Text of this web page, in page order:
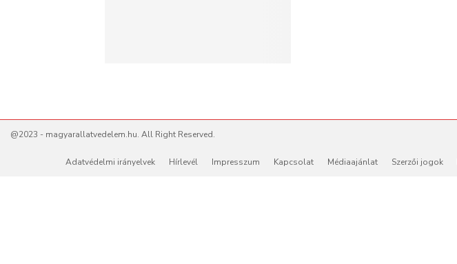
@2023 - magyarallatvedelem.hu. All Right Reserved.
Adatvédelmi irányelvek Hírlevél Impresszum Kapcsolat Médiaajánlat Szerzői jogok